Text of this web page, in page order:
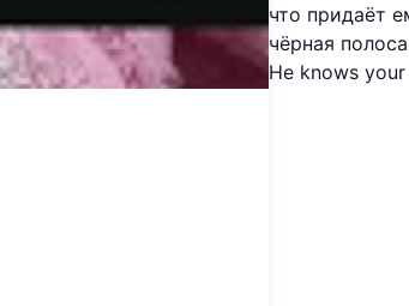
что придаёт
чёрная
He knows your